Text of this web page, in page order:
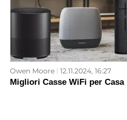
Owen Moore 12.11.2024, 16:27
Migliori Casse WiFi per Casa